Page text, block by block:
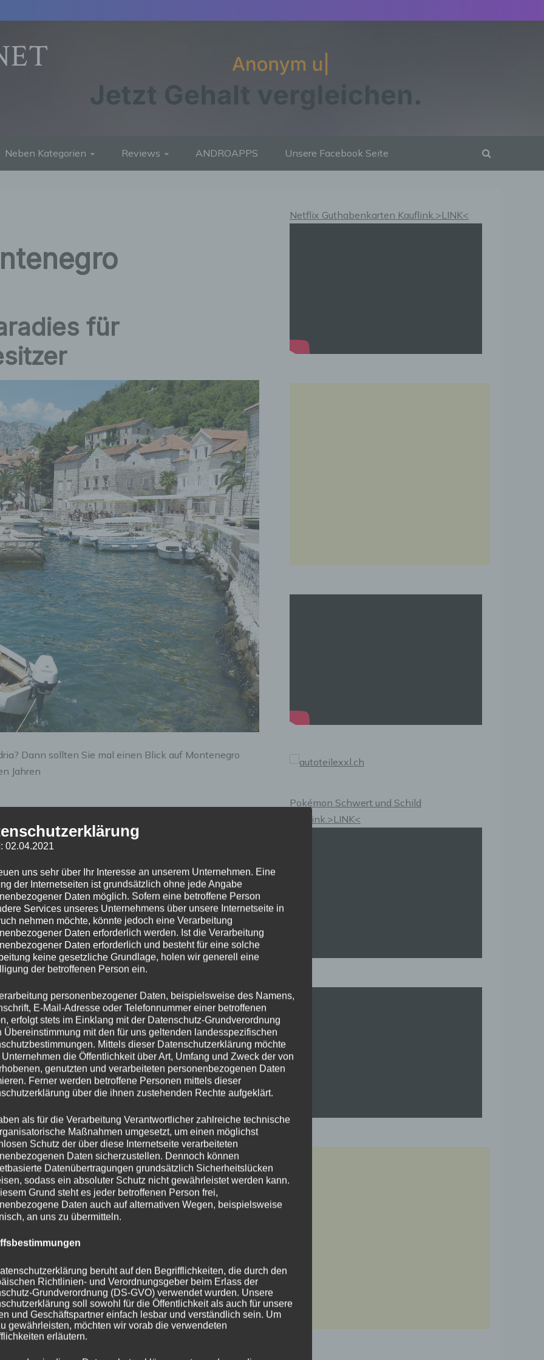
Neben Kategorien Reviews ANDROAPPS Unsere Facebook Seite
für
Dann sollten Sie mal einen Blick auf Montenegro
Jahren
Linkedin
Netflix Guthabenkarten Kauflink.>LINK<
Pokémon Schwert und Schild
Kauflink.>LINK<
02.04.2021
uns sehr über Ihr Interesse an unserem Unternehmen. Eine
der Internetseiten ist grundsätzlich ohne jede Angabe
Daten möglich. Sofern eine betroffene Person
Services unseres Unternehmens über unsere Internetseite in
nehmen möchte, könnte jedoch eine Verarbeitung
Daten erforderlich werden. Ist die Verarbeitung
Daten erforderlich und besteht für eine solche
keine gesetzliche Grundlage, holen wir generell eine
der betroffenen Person ein.
personenbezogener Daten, beispielsweise des Namens,
E-Mail-Adresse oder Telefonnummer einer betroffenen
erfolgt stets im Einklang mit der Datenschutz-Grundverordnung
Übereinstimmung mit den für uns geltenden landesspezifischen
Mittels dieser Datenschutzerklärung möchte
Unternehmen die Öffentlichkeit über Art, Umfang und Zweck der von
genutzten und verarbeiteten personenbezogenen Daten
Ferner werden betroffene Personen mittels dieser
über die ihnen zustehenden Rechte aufgeklärt.
als für die Verarbeitung Verantwortlicher zahlreiche technische
Maßnahmen umgesetzt, um einen möglichst
Schutz der über diese Internetseite verarbeiteten
Daten sicherzustellen. Dennoch können
Datenübertragungen grundsätzlich Sicherheitslücken
sodass ein absoluter Schutz nicht gewährleistet werden kann.
Grund steht es jeder betroffenen Person frei,
Daten auch auf alternativen Wegen, beispielsweise
an uns zu übermitteln.
beruht auf den Begrifflichkeiten, die durch den
Richtlinien- und Verordnungsgeber beim Erlass der
Grundverordnung (DS-GVO) verwendet wurden. Unsere
soll sowohl für die Öffentlichkeit als auch für unsere
und Geschäftspartner einfach lesbar und verständlich sein. Um
gewährleisten, möchten wir vorab die verwendeten
erläutern.